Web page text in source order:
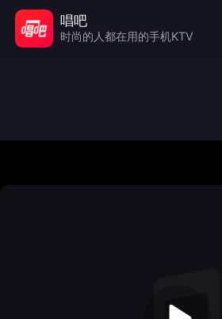
唱吧
时尚的人都在用的手机KTV